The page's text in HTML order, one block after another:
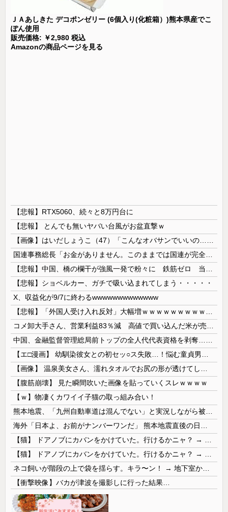
ＪＡあしきた デコポンゼリー (6個入り(化粧箱）)熊本県産でこ
ぽん使用
販売価格: ￥2,980 税込
Amazonの商品ページを見る
【悲報】RTX5060、続々と8万円台に
【悲報】 とんでも無いヤバい台風がお盆直撃ｗ
【悲報】ショベルカー、ガチで吸い込まれてしまう・・・・・
X、収益化が9/7に終わるwwwwwwwwwwwww
【腹筋崩壊】 見た瞬間吹いた画像を貼っていくスレｗｗｗｗ
【ｗ】物凄くカワイイ子猫の取っ組み合い！
【衝撃映像】バカが津波を撮影しに行った結果…